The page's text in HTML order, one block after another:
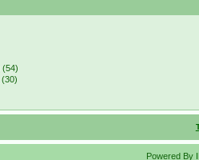
(54)
(30)
Powered By